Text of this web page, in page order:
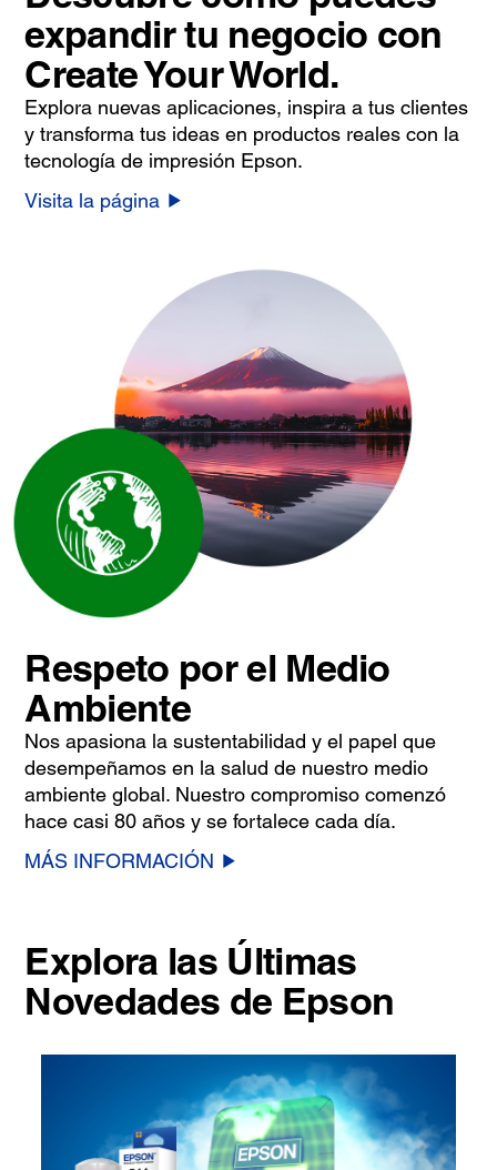
expandir tu negocio con
Create Your World.
Explora nuevas aplicaciones, inspira a tus clientes
y transforma tus ideas en productos reales con la
tecnología de impresión Epson.
Visita la página
Respeto por el Medio
Ambiente
Nos apasiona la sustentabilidad y el papel que
desempeñamos en la salud de nuestro medio
ambiente global. Nuestro compromiso comenzó
hace casi 80 años y se fortalece cada día.
MÁS INFORMACIÓN
Explora las Últimas
Novedades de Epson